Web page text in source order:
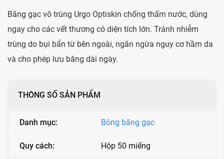
Băng gạc vô trùng Urgo Optiskin chống thấm nước, dùng
ngay cho các vết thương có diện tích lớn. Tránh nhiễm
trùng do bụi bẩn từ bên ngoài, ngăn ngừa nguy cơ hầm da
và cho phép lưu băng dài ngày.
THÔNG SỐ SẢN PHẨM
Danh mục: Bông băng gạc
Quy cách: Hộp 50 miếng